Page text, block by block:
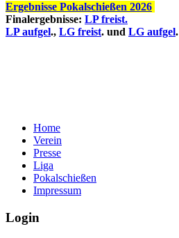
Ergebnisse Pokalschießen 2026
Finalergebnisse: LP freist.
LP aufgel., LG freist. und LG aufgel.
Home
Verein
Presse
Liga
Pokalschießen
Impressum
Login